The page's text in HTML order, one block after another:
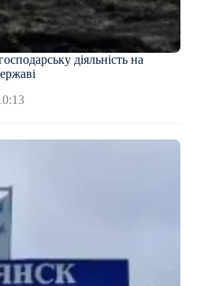
діяльність на